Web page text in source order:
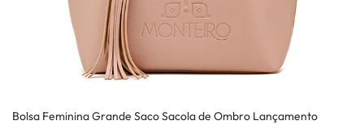
Bolsa Feminina Grande Saco Sacola de Ombro Lançamento